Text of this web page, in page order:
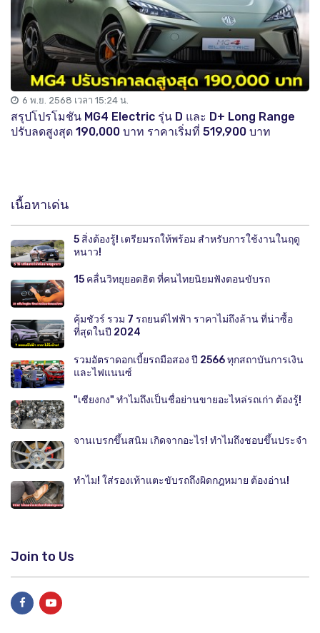
6 พ.ย. 2568 เวลา 15:24 น.
สรุปโปรโมชัน MG4 Electric รุ่น D และ D+ Long Range
ปรับลดสูงสุด 190,000 บาท ราคาเริ่มที่ 519,900 บาท
เนื้อหาเด่น
5 สิ่งต้องรู้! เตรียมรถให้พร้อม สำหรับการใช้งานในฤดู
หนาว!
15 คลื่นวิทยุยอดฮิต ที่คนไทยนิยมฟังตอนขับรถ
คุ้มชัวร์ รวม 7 รถยนต์ไฟฟ้า ราคาไม่ถึงล้าน ที่น่าซื้อ
ที่สุดในปี 2024
รวมอัตราดอกเบี้ยรถมือสอง ปี 2566 ทุกสถาบันการเงิน
และไฟแนนซ์
"เซียงกง" ทำไมถึงเป็นชื่อย่านขายอะไหล่รถเก่า ต้องรู้!
จานเบรกขึ้นสนิม เกิดจากอะไร! ทำไมถึงชอบขึ้นประจำ
ทำไม! ใส่รองเท้าแตะขับรถถึงผิดกฎหมาย ต้องอ่าน!
Join to Us